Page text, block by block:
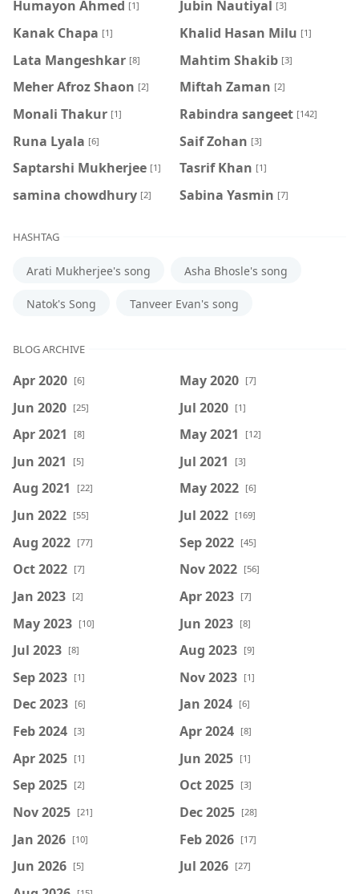
Humayon Ahmed [1] Jubin Nautiyal [3]
Kanak Chapa [1] Khalid Hasan Milu [1]
Lata Mangeshkar [8] Mahtim Shakib [3]
Meher Afroz Shaon [2] Miftah Zaman [2]
Monali Thakur [1] Rabindra sangeet [142]
Runa Lyala [6] Saif Zohan [3]
Saptarshi Mukherjee [1] Tasrif Khan [1]
samina chowdhury [2] ‍Sabina Yasmin [7]
HASHTAG
Arati Mukherjee's song Asha Bhosle's song
Natok's Song Tanveer Evan's song
BLOG ARCHIVE
Apr 2020 [6] May 2020 [7]
Jun 2020 [25] Jul 2020 [1]
Apr 2021 [8] May 2021 [12]
Jun 2021 [5] Jul 2021 [3]
Aug 2021 [22] May 2022 [6]
Jun 2022 [55] Jul 2022 [169]
Aug 2022 [77] Sep 2022 [45]
Oct 2022 [7] Nov 2022 [56]
Jan 2023 [2] Apr 2023 [7]
May 2023 [10] Jun 2023 [8]
Jul 2023 [8] Aug 2023 [9]
Sep 2023 [1] Nov 2023 [1]
Dec 2023 [6] Jan 2024 [6]
Feb 2024 [3] Apr 2024 [8]
Apr 2025 [1] Jun 2025 [1]
Sep 2025 [2] Oct 2025 [3]
Nov 2025 [21] Dec 2025 [28]
Jan 2026 [10] Feb 2026 [17]
Jun 2026 [5] Jul 2026 [27]